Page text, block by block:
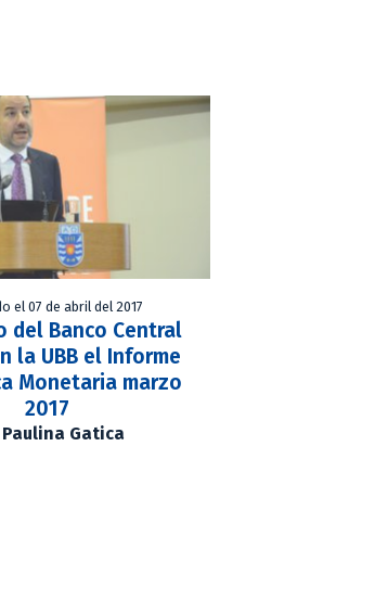
el 07 de abril del 2017
del Banco Central
la UBB el Informe
Monetaria marzo
2017
Paulina Gatica